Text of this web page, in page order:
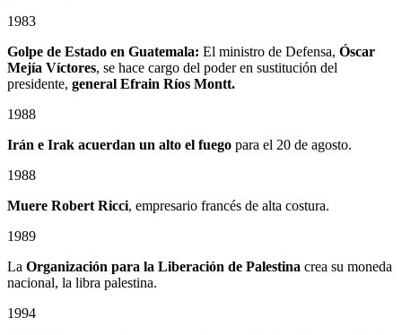
1983
Golpe de Estado en Guatemala: El ministro de Defensa, Óscar
Mejía Víctores, se hace cargo del poder en sustitución del
presidente, general Efrain Ríos Montt.
1988
Irán e Irak acuerdan un alto el fuego para el 20 de agosto.
1988
Muere Robert Ricci, empresario francés de alta costura.
1989
La Organización para la Liberación de Palestina crea su moneda
nacional, la libra palestina.
1994